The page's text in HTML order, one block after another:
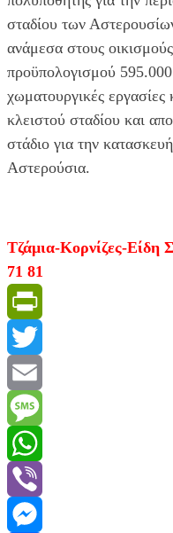
σταδίου των
ανάμεσα στους
προϋπολογισμού
χωματουργικές
κλειστού σταδίου και
στάδιο για την
Αστερούσια.
Τζάμια-Κορνίζες-Είδη
71 81
PrintFriendly
Twitter
Email
Message
WhatsApp
Viber